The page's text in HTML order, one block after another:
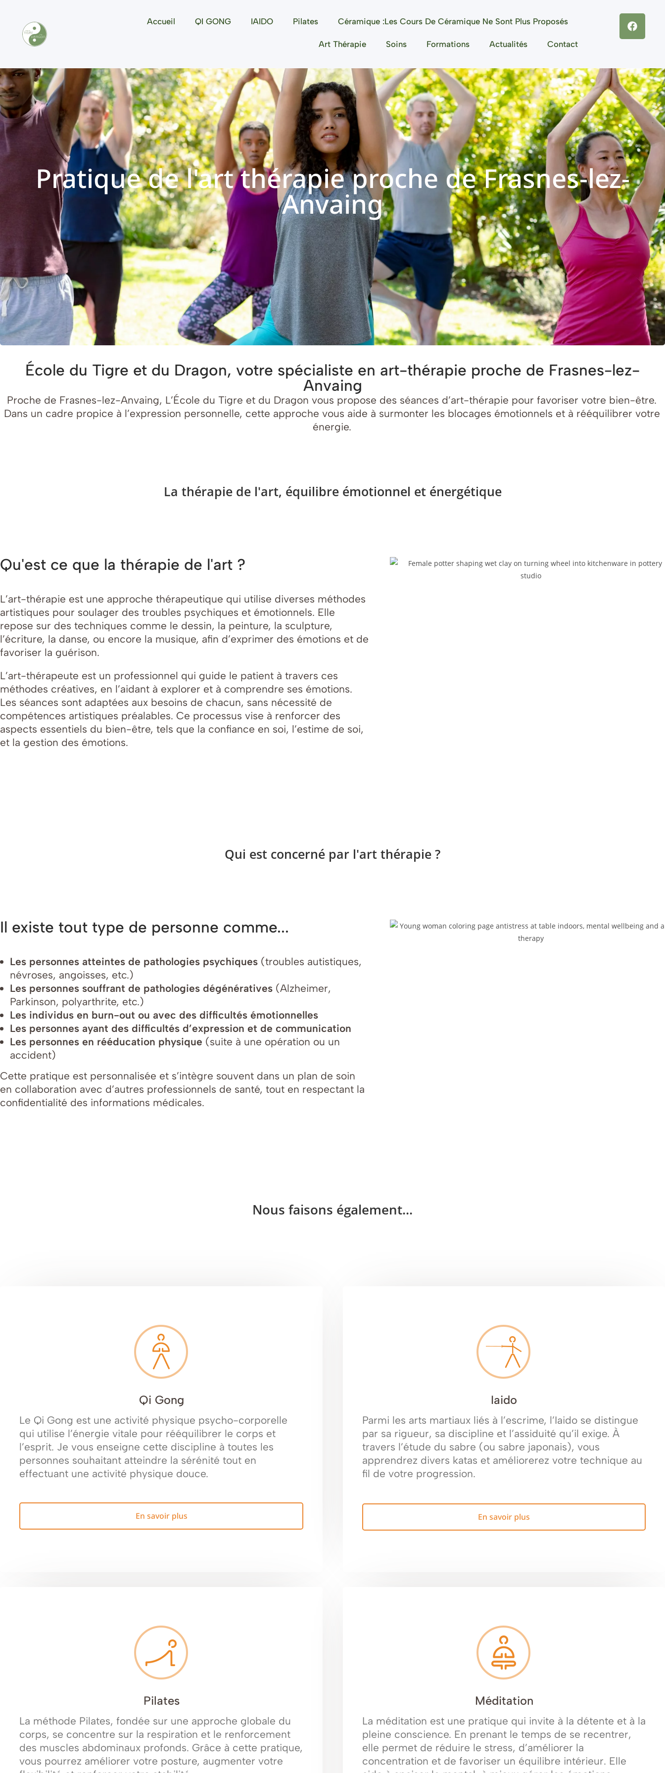
Accueil QI GONG IAIDO Pilates Céramique :les Cours De Céramique Ne Sont Plus Proposés
Art Thérapie Soins Formations Actualités Contact
Pratique de l'art thérapie proche de Frasnes-lez-
Anvaing
École du Tigre et du Dragon, votre spécialiste en art-thérapie proche de Frasnes-lez-
Anvaing
Proche de Frasnes-lez-Anvaing, L’École du Tigre et du Dragon vous propose des séances d’art-thérapie pour favoriser votre bien-être.
Dans un cadre propice à l’expression personnelle, cette approche vous aide à surmonter les blocages émotionnels et à rééquilibrer votre
énergie.
La thérapie de l'art, équilibre émotionnel et énergétique
Qu'est ce que la thérapie de l'art ?
L’art-thérapie est une approche thérapeutique qui utilise diverses méthodes
artistiques pour soulager des troubles psychiques et émotionnels. Elle
repose sur des techniques comme le dessin, la peinture, la sculpture,
l’écriture, la danse, ou encore la musique, afin d’exprimer des émotions et de
favoriser la guérison.
L’art-thérapeute est un professionnel qui guide le patient à travers ces
méthodes créatives, en l’aidant à explorer et à comprendre ses émotions.
Les séances sont adaptées aux besoins de chacun, sans nécessité de
compétences artistiques préalables. Ce processus vise à renforcer des
aspects essentiels du bien-être, tels que la confiance en soi, l’estime de soi,
et la gestion des émotions.
Qui est concerné par l'art thérapie ?
Il existe tout type de personne comme...
Les personnes atteintes de pathologies psychiques (troubles autistiques,
névroses, angoisses, etc.)
Les personnes souffrant de pathologies dégénératives (Alzheimer,
Parkinson, polyarthrite, etc.)
Les individus en burn-out ou avec des difficultés émotionnelles
Les personnes ayant des difficultés d’expression et de communication
Les personnes en rééducation physique (suite à une opération ou un
accident)
Cette pratique est personnalisée et s’intègre souvent dans un plan de soin
en collaboration avec d’autres professionnels de santé, tout en respectant la
confidentialité des informations médicales.
Nous faisons également...
Qi Gong
Le Qi Gong est une activité physique psycho-corporelle
qui utilise l’énergie vitale pour rééquilibrer le corps et
l’esprit. Je vous enseigne cette discipline à toutes les
personnes souhaitant atteindre la sérénité tout en
effectuant une activité physique douce.
En savoir plus
Iaido
Parmi les arts martiaux liés à l’escrime, l’Iaido se distingue
par sa rigueur, sa discipline et l’assiduité qu’il exige. À
travers l’étude du sabre (ou sabre japonais), vous
apprendrez divers katas et améliorerez votre technique au
fil de votre progression.
En savoir plus
Pilates
La méthode Pilates, fondée sur une approche globale du
corps, se concentre sur la respiration et le renforcement
des muscles abdominaux profonds. Grâce à cette pratique,
vous pourrez améliorer votre posture, augmenter votre
Méditation
La méditation est une pratique qui invite à la détente et à la
pleine conscience. En prenant le temps de se recentrer,
elle permet de réduire le stress, d’améliorer la
concentration et de favoriser un équilibre intérieur. Elle